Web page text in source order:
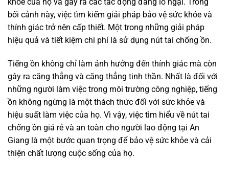
bối cảnh này, việc tìm kiếm giải pháp bảo vệ sức khỏe và
thính giác trở nên cấp thiết. Một trong những giải pháp
hiệu quả và tiết kiệm chi phí là sử dụng nút tai chống ồn.
Tiếng ồn không chỉ làm ảnh hưởng đến thính giác mà còn
gây ra căng thẳng và căng thẳng tinh thần. Nhất là đối với
những người làm việc trong môi trường công nghiệp, tiếng
ồn không ngừng là một thách thức đối với sức khỏe và
hiệu suất làm việc của họ. Vì vậy, việc tìm hiểu về nút tai
chống ồn giá rẻ và an toàn cho người lao động tại An
Giang là một bước quan trọng để bảo vệ sức khỏe và cải
thiện chất lượng cuộc sống của họ.